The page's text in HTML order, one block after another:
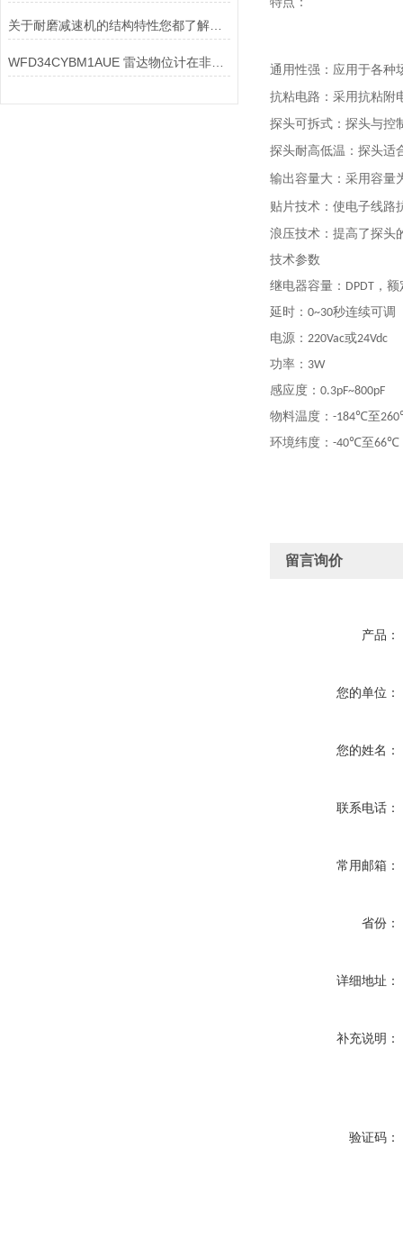
关于耐磨减速机的结构特性您都了解吗？
WFD34CYBM1AUE 雷达物位计在非接触测量方面有哪些技术优势
通用性强：应用于各种
抗粘电路：采用抗粘附
探头可拆式：探头与控
探头耐高低温：探头适
输出容量大：采用容量
贴片技术：使电子线路
浪压技术：提高了探头
技术参数
继电器容量： DPDT ，
延时： 0~30秒连续可调
电源： 220Vac或
功率：
感应度：
物料温度： -184℃至
环境纬度： -40℃至
留言询价
产品：
您的单位：
您的姓名：
联系电话：
常用邮箱：
省份：
详细地址：
补充说明：
验证码：